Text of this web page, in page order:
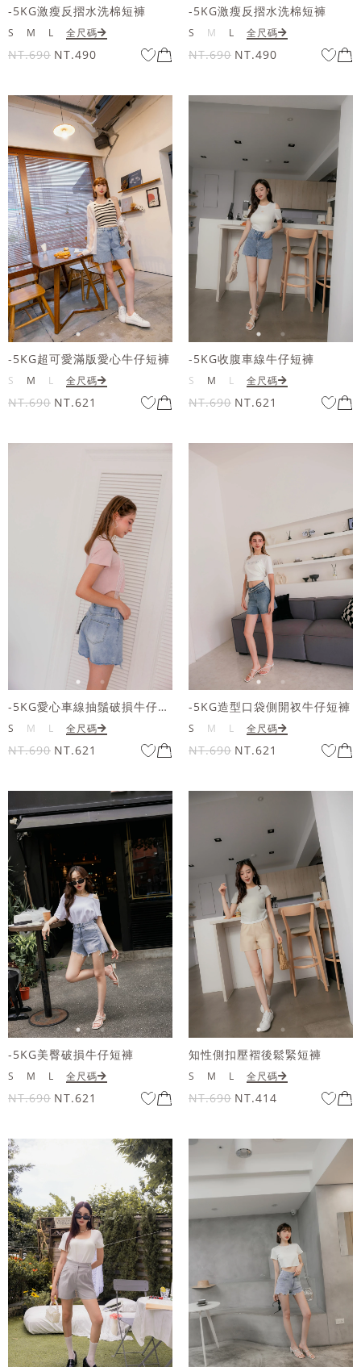
-5KG激瘦反摺水洗棉短褲
S M L 全尺碼
NT.690 NT.490
-5KG激瘦反摺水洗棉短褲
S M L 全尺碼
NT.690 NT.490
-5KG超可愛滿版愛心牛仔短褲
S M L 全尺碼
NT.690 NT.621
-5KG收腹車線牛仔短褲
S M L 全尺碼
NT.690 NT.621
-5KG愛心車線抽鬚破損牛仔短褲
S M L 全尺碼
NT.690 NT.621
-5KG造型口袋側開衩牛仔短褲
S M L 全尺碼
NT.690 NT.621
-5KG美臀破損牛仔短褲
S M L 全尺碼
NT.690 NT.621
知性側扣壓褶後鬆緊短褲
S M L 全尺碼
NT.690 NT.414